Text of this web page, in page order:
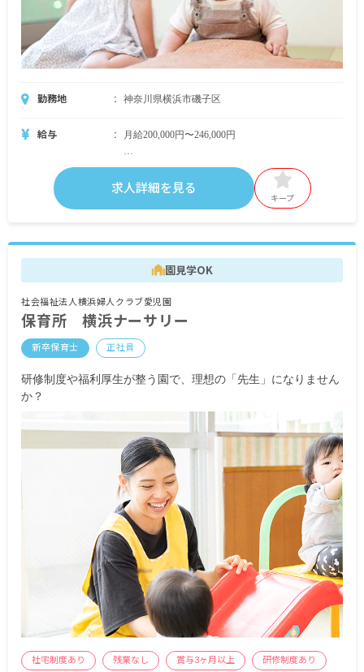
勤務地 神奈川県横浜市磯子区
給与 月給200,000円〜246,000円
・内訳
昇給あり
賞与あり 初年度3ヶ月分、2年目以降4ヶ月分
交通費全額支給
※試用期間12カ月：条件等変動なし
求人詳細を見る
キープ
園見学OK
社会福祉法人横浜婦人クラブ愛児園
保育所 横浜ナーサリー
新卒保育士 正社員
研修制度や福利厚生が整う園で、理想の「先生」になりません
か？
社宅制度あり 残業なし 賞与3ヶ月以上 研修制度あり